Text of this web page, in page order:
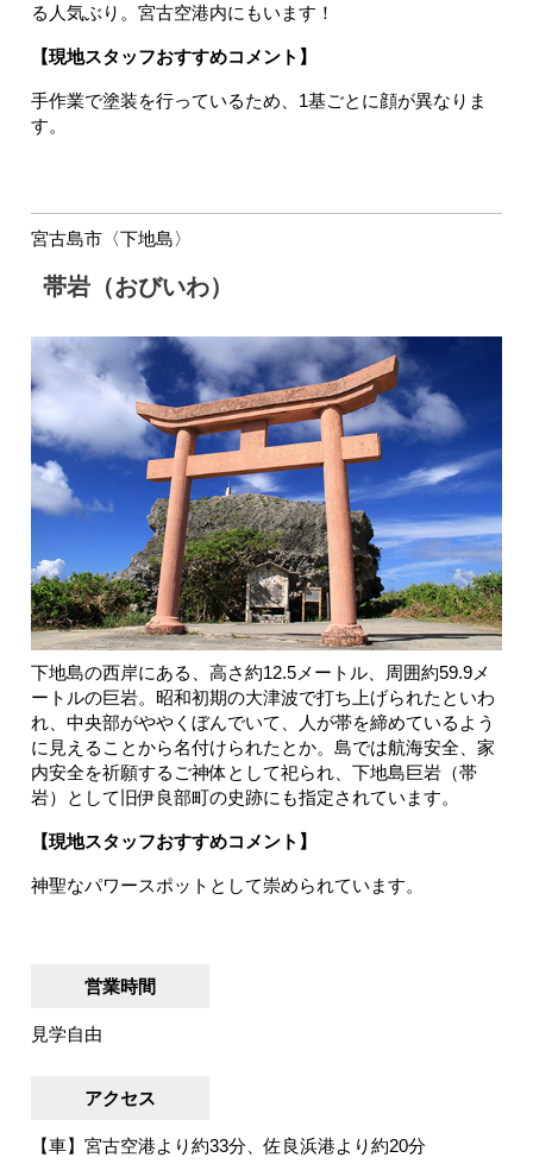
る人気ぶり。宮古空港内にもいます！
【現地スタッフおすすめコメント】
手作業で塗装を行っているため、1基ごとに顔が異なりま
す。
宮古島市〈下地島〉
帯岩（おびいわ）
下地島の西岸にある、高さ約12.5メートル、周囲約59.9メ
ートルの巨岩。昭和初期の大津波で打ち上げられたといわ
れ、中央部がややくぼんでいて、人が帯を締めているよう
に見えることから名付けられたとか。島では航海安全、家
内安全を祈願するご神体として祀られ、下地島巨岩（帯
岩）として旧伊良部町の史跡にも指定されています。
【現地スタッフおすすめコメント】
神聖なパワースポットとして崇められています。
営業時間
見学自由
アクセス
【車】宮古空港より約33分、佐良浜港より約20分